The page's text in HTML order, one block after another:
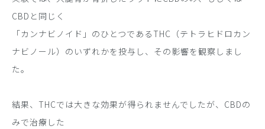
CBDと同じく
「カンナビノイド」のひとつであるTHC（テトラヒドロカン
ナビノール）のいずれかを投与し、その影響を観察しまし
た。
結果、THCでは大きな効果が得られませんでしたが、CBDの
みで治療した